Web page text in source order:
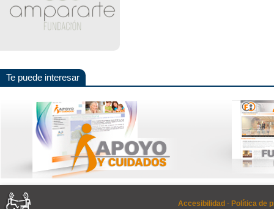
Te puede interesar
Accesibilidad - Política de